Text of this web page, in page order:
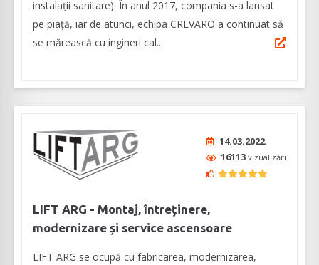
instalații sanitare). În anul 2017, compania s-a lansat
pe piață, iar de atunci, echipa CREVARO a continuat să
se mărească cu ingineri cal...
14.03.2022
16113 vizualizări
LIFT ARG - Montaj, întreținere,
modernizare și service ascensoare
LIFT ARG se ocupă cu fabricarea, modernizarea,